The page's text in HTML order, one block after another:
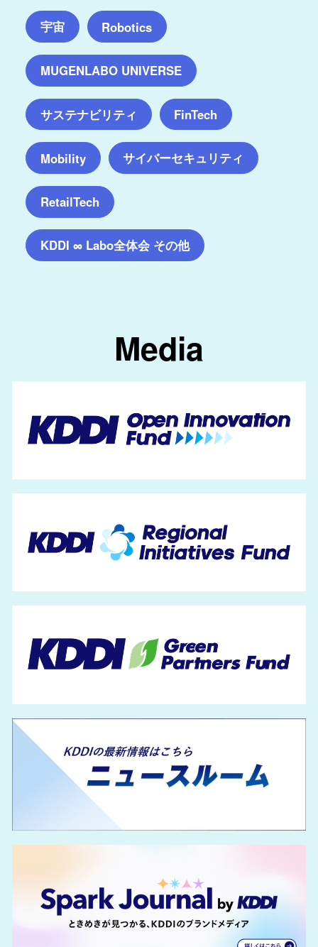
宇宙 Robotics
MUGENLABO UNIVERSE
サステナビリティ FinTech
Mobility サイバーセキュリティ
RetailTech
KDDI ∞ Labo全体会 その他
Media